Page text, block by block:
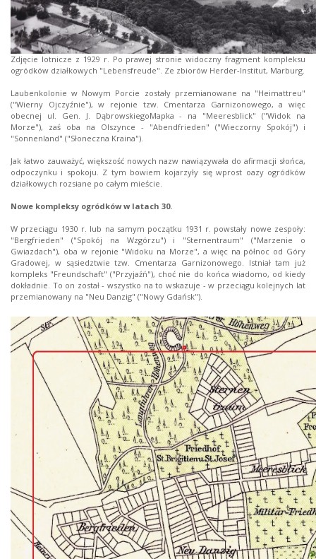
Zdjęcie lotnicze z 1929 r. Po prawej stronie widoczny fragment kompleksu
ogródków działkowych "Lebensfreude". Ze zbiorów Herder-Institut, Marburg.
Laubenkolonie w Nowym Porcie zostały przemianowane na "Heimattreu"
("Wierny Ojczyźnie"), w rejonie tzw. Cmentarza Garnizonowego, a więc
obecnej ul. Gen. J. DąbrowskiegoMapka - na "Meeresblick" ("Widok na
Morze"), zaś oba na Olszynce - "Abendfrieden" ("Wieczorny Spokój") i
"Sonnenland" ("Słoneczna Kraina").
Jak łatwo zauważyć, większość nowych nazw nawiązywała do afirmacji słońca,
odpoczynku i spokoju. Z tym bowiem kojarzyły się wprost oazy ogródków
działkowych rozsiane po całym mieście.
Nowe kompleksy ogródków w latach 30.
W przeciągu 1930 r. lub na samym początku 1931 r. powstały nowe zespoły:
"Bergfrieden" ("Spokój na Wzgórzu") i "Sternentraum" ("Marzenie o
Gwiazdach"), oba w rejonie "Widoku na Morze", a więc na północ od Góry
Gradowej, w sąsiedztwie tzw. Cmentarza Garnizonowego. Istniał tam już
kompleks "Freundschaft" ("Przyjaźń"), choć nie do końca wiadomo, od kiedy
dokładnie. To on został - wszystko na to wskazuje - w przeciągu kolejnych lat
przemianowany na "Neu Danzig" ("Nowy Gdańsk").